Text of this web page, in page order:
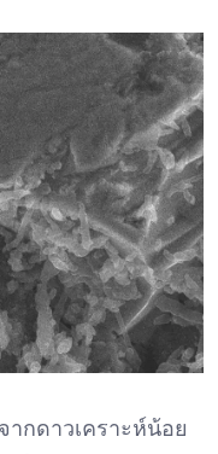
กดาวเคราะห์น้อย